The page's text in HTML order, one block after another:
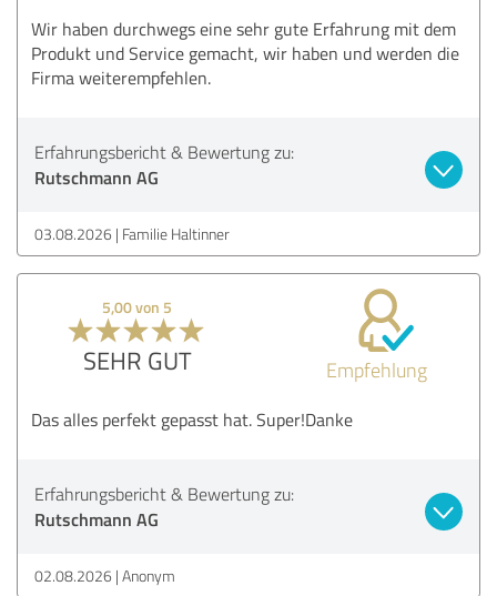
Wir haben durchwegs eine sehr gute Erfahrung mit dem
Produkt und Service gemacht, wir haben und werden die
Firma weiterempfehlen.
Erfahrungsbericht & Bewertung zu:
Rutschmann AG
03.08.2026 Familie Haltinner
5,00 von 5
SEHR GUT Empfehlung
Das alles perfekt gepasst hat. Super!Danke
Erfahrungsbericht & Bewertung zu:
Rutschmann AG
02.08.2026 Anonym